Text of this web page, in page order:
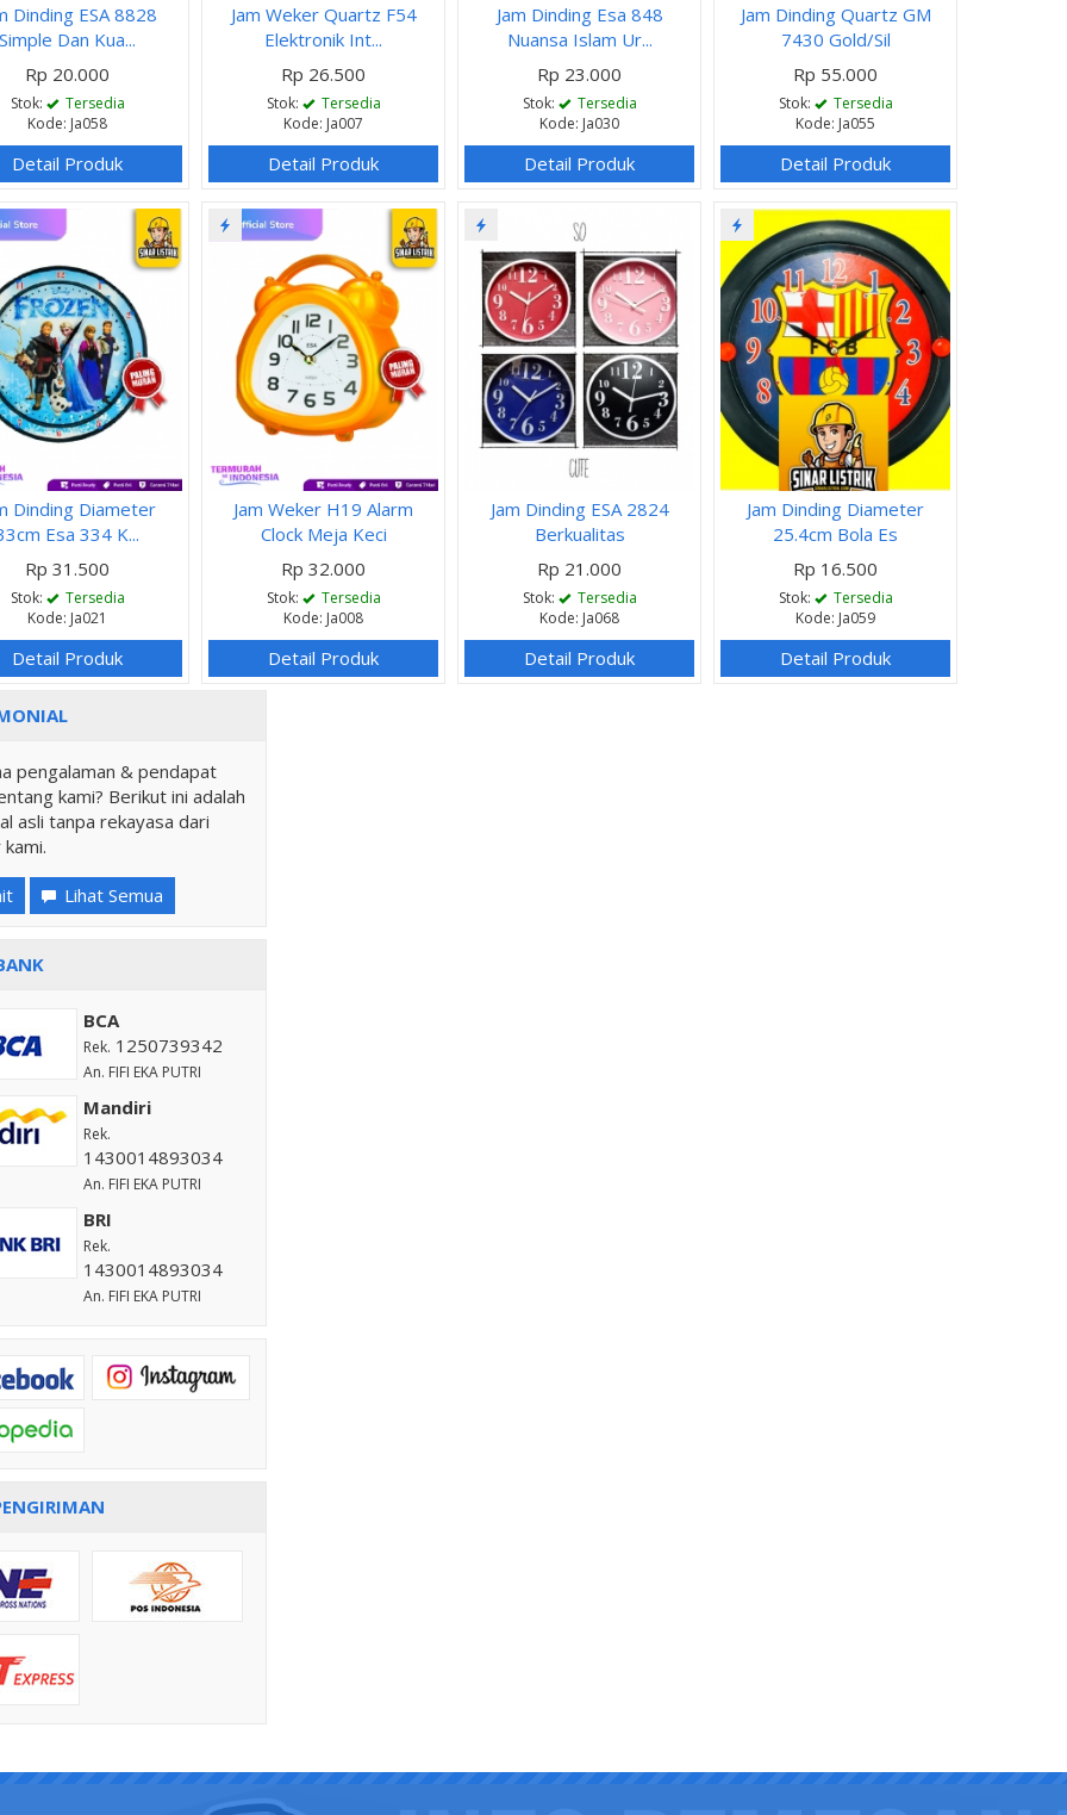
Dinding ESA 8828
Simple Dan Kua...
Rp 20.000
Stok:
Tersedia
Kode: Ja058
Detail Produk
Jam Weker Quartz F54
Elektronik Int...
Rp 26.500
Stok:
Tersedia
Kode: Ja007
Detail Produk
Jam Dinding Esa 848
Nuansa Islam Ur...
Rp 23.000
Stok:
Tersedia
Kode: Ja030
Detail Produk
Jam Dinding Quartz GM
7430 Gold/Sil
Rp 55.000
Stok:
Tersedia
Kode: Ja055
Detail Produk
Dinding Diameter
Esa 334 K...
Rp 31.500
Stok:
Tersedia
Kode: Ja021
Detail Produk
Jam Weker H19 Alarm
Clock Meja Keci
Rp 32.000
Stok:
Tersedia
Kode: Ja008
Detail Produk
Jam Dinding ESA 2824
Berkualitas
Rp 21.000
Stok:
Tersedia
Kode: Ja068
Detail Produk
Jam Dinding Diameter
25.4cm Bola Es
Rp 16.500
Stok:
Tersedia
Kode: Ja059
Detail Produk
pengalaman & pendapat
kami? Berikut ini adalah
asli tanpa rekayasa dari
Lihat Semua
BCA
Rek. 1250739342
An. FIFI EKA PUTRI
Mandiri
Rek.
1430014893034
An. FIFI EKA PUTRI
BRI
Rek.
1430014893034
An. FIFI EKA PUTRI